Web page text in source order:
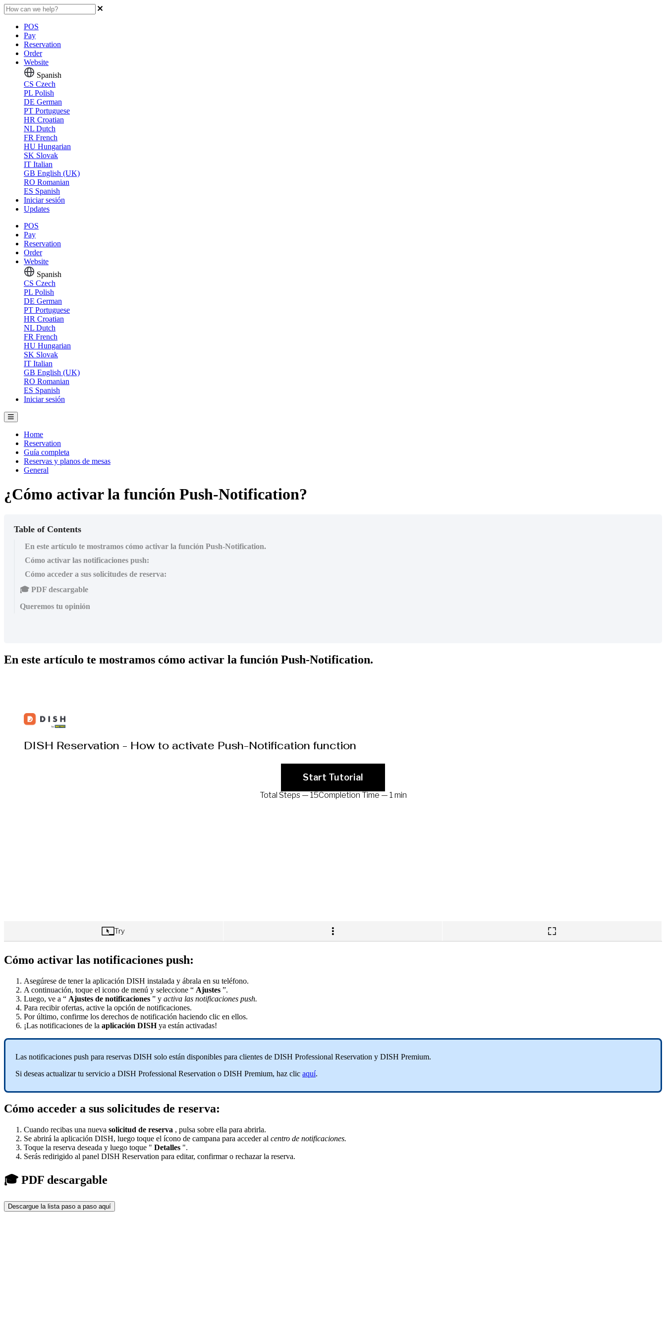
POS
Pay
Reservation
Order
Website
Spanish
CS Czech
PL Polish
DE German
PT Portuguese
HR Croatian
NL Dutch
FR French
HU Hungarian
SK Slovak
IT Italian
GB English (UK)
RO Romanian
ES Spanish
Iniciar sesión
Updates
POS
Pay
Reservation
Order
Website
Spanish
CS Czech
PL Polish
DE German
PT Portuguese
HR Croatian
NL Dutch
FR French
HU Hungarian
SK Slovak
IT Italian
GB English (UK)
RO Romanian
ES Spanish
Iniciar sesión
Home
Reservation
Guía completa
Reservas y planos de mesas
General
¿Cómo activar la función Push-Notification?
Table of Contents
En este artículo te mostramos cómo activar la función Push-Notification.
Cómo activar las notificaciones push:
Cómo acceder a sus solicitudes de reserva:
🎓 PDF descargable
Queremos tu opinión
En este artículo te mostramos cómo activar la función Push-Notification.
Cómo activar las notificaciones push:
Asegúrese de tener la aplicación DISH instalada y ábrala en su teléfono.
A continuación, toque el icono de menú y seleccione “ Ajustes ”.
Luego, ve a “ Ajustes de notificaciones ” y activa las notificaciones push.
Para recibir ofertas, active la opción de notificaciones.
Por último, confirme los derechos de notificación haciendo clic en ellos.
¡Las notificaciones de la aplicación DISHya están activadas!
Las notificaciones push para reservas DISH solo están disponibles para clientes de DISH Professional Reservation y DISH Premium.
Si deseas actualizar tu servicio a DISH Professional Reservation o DISH Premium, haz clic aquí.
Cómo acceder a sus solicitudes de reserva:
Cuando recibas una nueva solicitud de reserva , pulsa sobre ella para abrirla.
Se abrirá la aplicación DISH, luego toque el ícono de campana para acceder al centro de notificaciones.
Toque la reserva deseada y luego toque " Detalles ".
Serás redirigido al panel DISH Reservation para editar, confirmar o rechazar la reserva.
🎓 PDF descargable
Descargue la lista paso a paso aquí